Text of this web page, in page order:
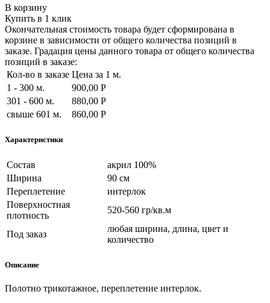
В корзину
Купить в 1 клик
Окончательная стоимость товара будет сформирована в
корзине в зависимости от общего количества позиций в
заказе. Градация цены данного товара от общего количества
позиций в заказе:
Кол-во в заказе Цена за 1 м.
1 - 300 м.
900,00 Р
301 - 600 м.
880,00 Р
свыше 601 м.
860,00 Р
Характеристики
Состав
акрил 100%
Ширина
90 см
Переплетение
интерлок
Поверхностная
плотность
520-560 гр/кв.м
Под заказ
любая ширина, длина, цвет и
количество
Описание
Полотно трикотажное, переплетение интерлок.